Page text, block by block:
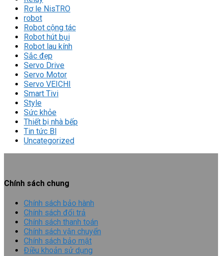
Rơ le NisTRO
robot
Robot cộng tác
Robot hút bụi
Robot lau kính
Sắc đẹp
Servo Drive
Servo Motor
Servo VEICHI
Smart Tivi
Style
Sức khỏe
Thiết bị nhà bếp
Tin tức Bl
Uncategorized
Chính sách chung
Chính sách bảo hành
Chính sách đổi trả
Chính sách thanh toán
Chính sách vận chuyển
Chính sách bảo mật
Điều khoản sử dụng